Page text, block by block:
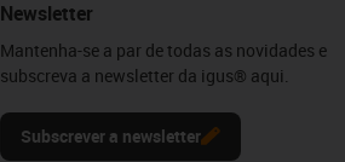
Newsletter
Mantenha-se a par de todas as novidades e
subscreva a newsletter da igus® aqui.
Subscrever a newsletter